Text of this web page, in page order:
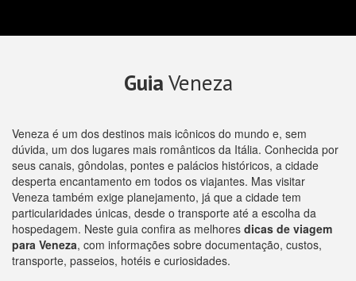
Guia Veneza
Veneza é um dos destinos mais icônicos do mundo e, sem
dúvida, um dos lugares mais românticos da Itália. Conhecida por
seus canais, gôndolas, pontes e palácios históricos, a cidade
desperta encantamento em todos os viajantes. Mas visitar
Veneza também exige planejamento, já que a cidade tem
particularidades únicas, desde o transporte até a escolha da
hospedagem. Neste guia confira as melhores dicas de viagem
para Veneza, com informações sobre documentação, custos,
transporte, passeios, hotéis e curiosidades.